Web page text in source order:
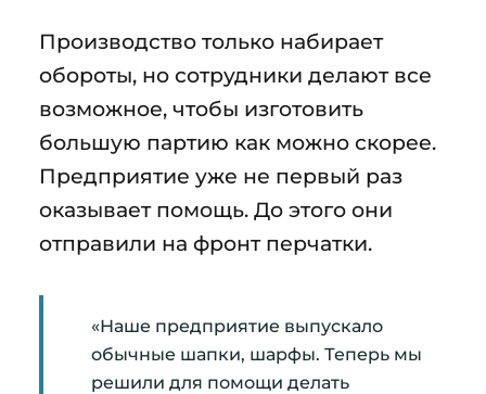
Производство только набирает
обороты, но сотрудники делают все
возможное, чтобы изготовить
большую партию как можно скорее.
Предприятие уже не первый раз
оказывает помощь. До этого они
отправили на фронт перчатки.
«Наше предприятие выпускало
обычные шапки, шарфы. Теперь мы
решили для помощи делать